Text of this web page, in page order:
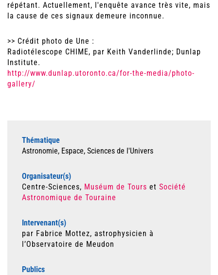
répétant. Actuellement, l'enquête avance très vite, mais
la cause de ces signaux demeure inconnue.
>> Crédit photo de Une :
Radiotélescope CHIME, par Keith Vanderlinde; Dunlap
Institute.
http://www.dunlap.utoronto.ca/for-the-media/photo-
gallery/
Thématique
Astronomie, Espace, Sciences de l'Univers
Organisateur(s)
Centre-Sciences, Muséum de Tours et Société
Astronomique de Touraine
Intervenant(s)
par Fabrice Mottez, astrophysicien à
l’Observatoire de Meudon
Publics